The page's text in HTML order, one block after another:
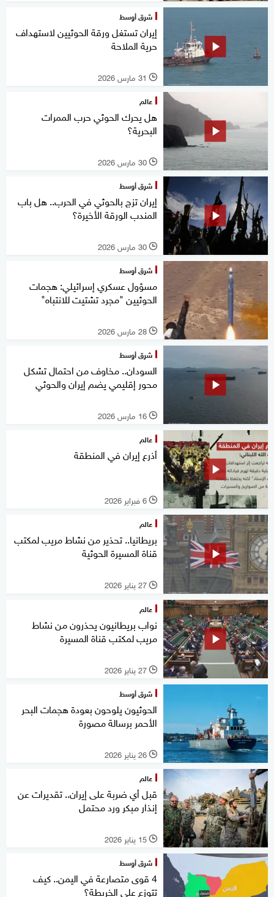
شرق أوسط
إيران تستغل ورقة الحوثيين لاستهداف
حرية الملاحة
l 31 مارس 2026
عالم
هل يحرك الحوثي حرب الممرات
البحرية؟
l 30 مارس 2026
شرق أوسط
إيران تزج بالحوثي في الحرب.. هل باب
المندب الورقة الأخيرة؟
l 30 مارس 2026
شرق أوسط
مسؤول عسكري إسرائيلي: هجمات
الحوثيين "مجرد تشتيت للانتباه"
l 28 مارس 2026
شرق أوسط
السودان.. مخاوف من احتمال تشكل
محور إقليمي يضم إيران والحوثي
l 16 مارس 2026
عالم
أذرع إيران في المنطقة
l 6 فبراير 2026
عالم
بريطانيا.. تحذير من نشاط مريب لمكتب
قناة المسيرة الحوثية
l 27 يناير 2026
عالم
نواب بريطانيون يحذرون من نشاط
مريب لمكتب قناة المسيرة
l 27 يناير 2026
شرق أوسط
الحوثيون يلوحون بعودة هجمات البحر
الأحمر برسالة مصورة
l 26 يناير 2026
عالم
قبل أي ضربة على إيران.. تقديرات عن
إنذار مبكر ورد محتمل
l 15 يناير 2026
شرق أوسط
4 قوى متصارعة في اليمن.. كيف
تتوزع على الخريطة؟